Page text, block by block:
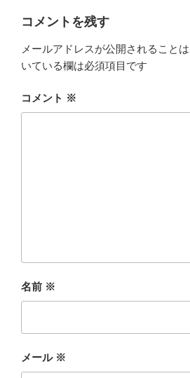
コメントを残す
メールアドレスが公開されることは
いている欄は必須項目です
コメント ※
名前 ※
メール ※